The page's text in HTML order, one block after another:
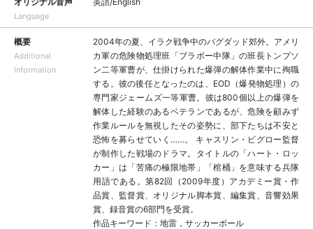
Language
概要
Additional
Information
2004年の夏、イラク戦争中のバグダッド郊外。アメリ
カ軍の危険物処理班「ブラボー中隊」の班長トンプソ
ン二等軍曹が、仕掛けられた爆弾の解体作業中に殉職
する。彼の後任となったのは、EOD（爆発物処理）の
専門家ジェームズ一等軍曹。彼は800個以上の爆弾を
解体した経験のあるベテランであるが、危険を顧みず
作業ルールを無視したその姿勢に、部下たちは不安と
恐怖を募らせていく……。 キャスリン・ビグロー監督
が制作した戦場のドラマ。タイトルの「ハート・ロッ
カー」は「苦痛の極限地帯」「棺桶」を意味する兵隊
用語である。第82回（2009年度）アカデミー賞・作
品賞、監督賞、オリジナル脚本賞、編集賞、音響効果
賞、録音賞の6部門を受賞。
作品キーワード：地雷，サッカーボール